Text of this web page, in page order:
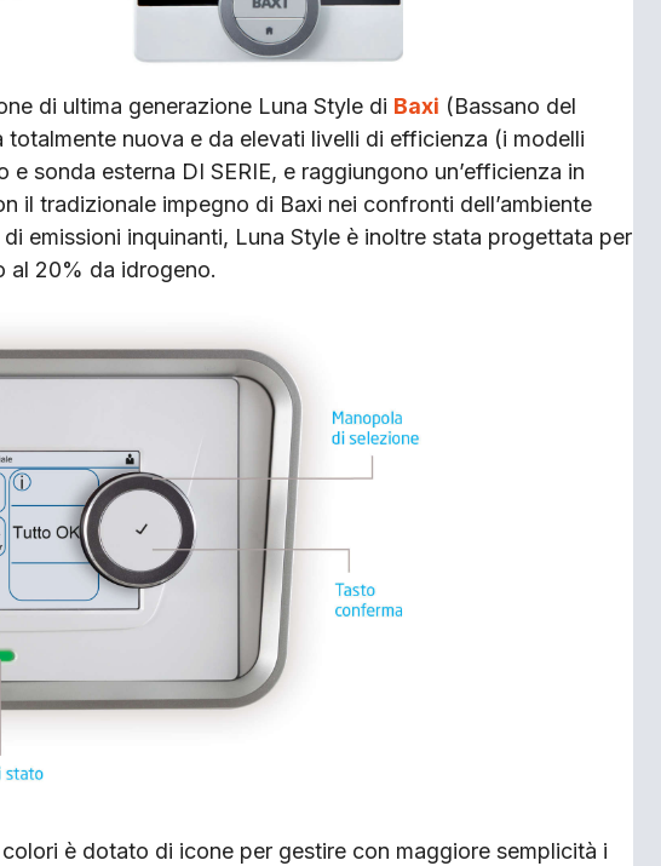
di ultima generazione Luna Style di Baxi (Bassano del
totalmente nuova e da elevati livelli di efficienza (i modelli
sonda esterna DI SERIE, e raggiungono un’efficienza in
il tradizionale impegno di Baxi nei confronti dell’ambiente
emissioni inquinanti, Luna Style è inoltre stata progettata per
al 20% da idrogeno.
è dotato di icone per gestire con maggiore semplicità i